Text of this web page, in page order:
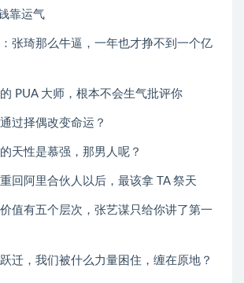
靠运气
张琦那么牛逼，一年也才挣不到一个亿
PUA 大师，根本不会生气批评你
过择偶改变命运？
天性是慕强，那男人呢？
回阿里合伙人以后，最该拿 TA 祭天
值有五个层次，张艺谋只给你讲了第一
迁，我们被什么力量困住，缠在原地？